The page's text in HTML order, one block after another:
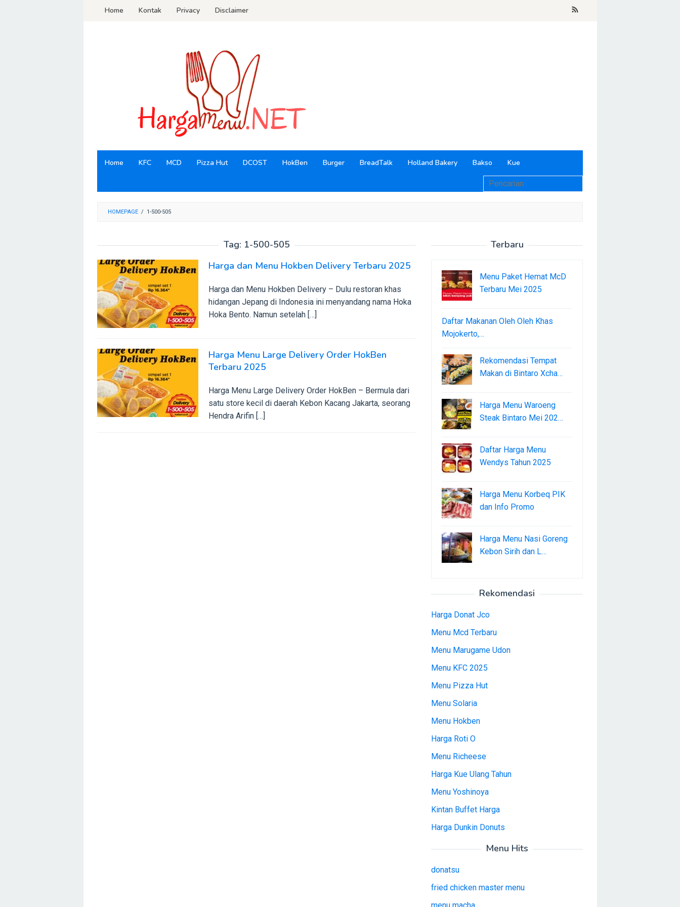
LoncatHome Kontak Privacy Disclaimer
Home KFC MCD Pizza Hut DCOST HokBen Burger BreadTalk Holland Bakery Bakso Kue
HOMEPAGE / 1-500-505
Tag: 1-500-505
Harga dan Menu Hokben Delivery Terbaru 2025
Harga dan Menu Hokben Delivery – Dulu restoran khas
hidangan Jepang di Indonesia ini menyandang nama Hoka
Hoka Bento. Namun setelah […]
Harga Menu Large Delivery Order HokBen
Terbaru 2025
Harga Menu Large Delivery Order HokBen – Bermula dari
satu store kecil di daerah Kebon Kacang Jakarta, seorang
Hendra Arifin […]
Terbaru
Menu Paket Hemat McD
Terbaru Mei 2025
Daftar Makanan Oleh Oleh Khas
Mojokerto,…
Rekomendasi Tempat
Makan di Bintaro Xcha…
Harga Menu Waroeng
Steak Bintaro Mei 202…
Daftar Harga Menu
Wendys Tahun 2025
Harga Menu Korbeq PIK
dan Info Promo
Harga Menu Nasi Goreng
Kebon Sirih dan L…
Rekomendasi
Harga Donat Jco
Menu Mcd Terbaru
Menu Marugame Udon
Menu KFC 2025
Menu Pizza Hut
Menu Solaria
Menu Hokben
Harga Roti O
Menu Richeese
Harga Kue Ulang Tahun
Menu Yoshinoya
Kintan Buffet Harga
Harga Dunkin Donuts
Menu Hits
donatsu
fried chicken master menu